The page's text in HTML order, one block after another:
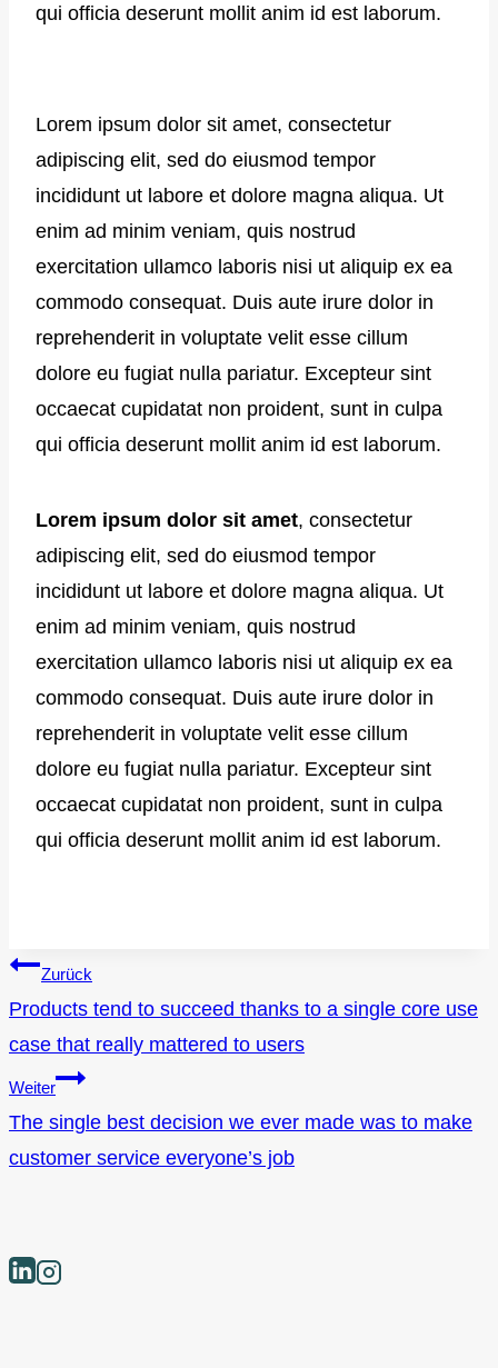
qui officia deserunt mollit anim id est laborum.
Lorem ipsum dolor sit amet, consectetur
adipiscing elit, sed do eiusmod tempor
incididunt ut labore et dolore magna aliqua. Ut
enim ad minim veniam, quis nostrud
exercitation ullamco laboris nisi ut aliquip ex ea
commodo consequat. Duis aute irure dolor in
reprehenderit in voluptate velit esse cillum
dolore eu fugiat nulla pariatur. Excepteur sint
occaecat cupidatat non proident, sunt in culpa
qui officia deserunt mollit anim id est laborum.
Lorem ipsum dolor sit amet, consectetur
adipiscing elit, sed do eiusmod tempor
incididunt ut labore et dolore magna aliqua. Ut
enim ad minim veniam, quis nostrud
exercitation ullamco laboris nisi ut aliquip ex ea
commodo consequat. Duis aute irure dolor in
reprehenderit in voluptate velit esse cillum
dolore eu fugiat nulla pariatur. Excepteur sint
occaecat cupidatat non proident, sunt in culpa
qui officia deserunt mollit anim id est laborum.
Beitragsnavigation
Zurück
Products tend to succeed thanks to a single core use
case that really mattered to users
Weiter
The single best decision we ever made was to make
customer service everyone’s job